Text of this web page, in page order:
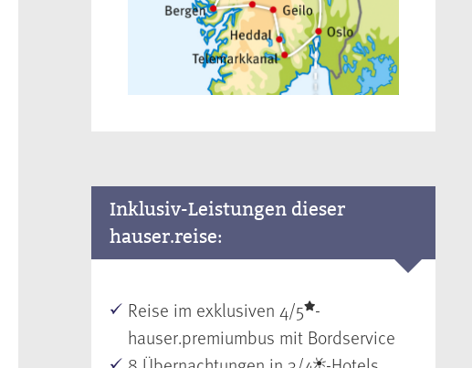
Inklusiv-Leistungen dieser
hauser.reise:
Reise im exklusiven 4/5 -
hauser.premiumbus mit Bordservice